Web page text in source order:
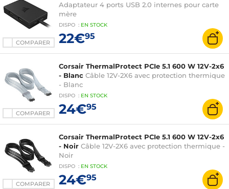
COMPARER
Adaptateur 4 ports USB 2.0 internes pour carte
mère
DISPO : EN STOCK
22€95
COMPARER
Corsair ThermalProtect PCIe 5.1 600 W 12V-2x6
- Blanc Câble 12V-2X6 avec protection thermique
- Blanc
DISPO : EN STOCK
24€95
COMPARER
Corsair ThermalProtect PCIe 5.1 600 W 12V-2x6
- Noir Câble 12V-2X6 avec protection thermique -
Noir
DISPO : EN STOCK
24€95